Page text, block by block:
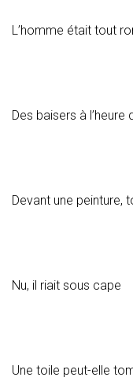
L’homme était tout
Des baisers à
Devant une peinture,
Nu, il riait sous cape
Une toile peut-elle